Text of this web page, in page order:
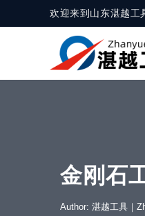
欢迎来到山东湛越工
金刚石
Author: 湛越工具｜